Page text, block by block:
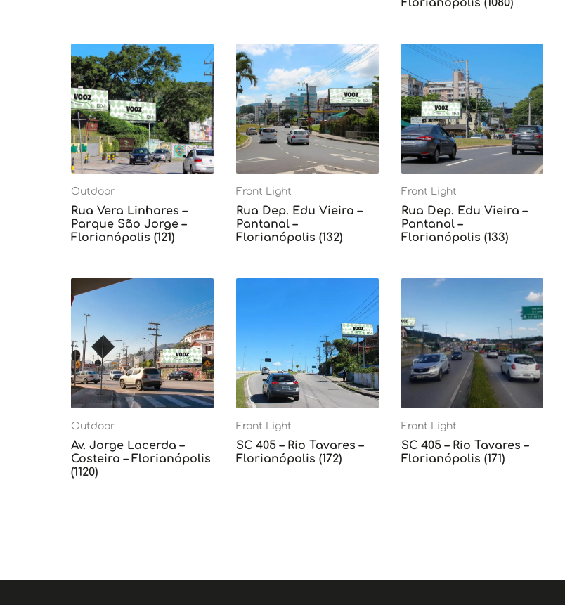
Florianópolis (1080)
Outdoor
Rua Vera Linhares –
Parque São Jorge –
Florianópolis (121)
Front Light
Rua Dep. Edu Vieira –
Pantanal –
Florianópolis (132)
Front Light
Rua Dep. Edu Vieira –
Pantanal –
Florianópolis (133)
Outdoor
Av. Jorge Lacerda –
Costeira – Florianópolis
(1120)
Front Light
SC 405 – Rio Tavares –
Florianópolis (172)
Front Light
SC 405 – Rio Tavares –
Florianópolis (171)